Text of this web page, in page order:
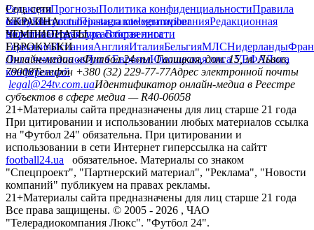
РедакцияПрогнозыПолитика конфиденциальностиПравила
сайтуКонтактыПравила комментированияРедакционная
политикаСтруктура собственности
Соц. сети
facebookxyoutubeinstagramtelegramviber
УКРАИНА
УкраинаПервая лигаВторая лига
ЧЕМПИОНАТЫ
ГерманияИспанияАнглияИталияБельгияМЛСНидерланды
ЕВРОКУБКИ
Лига чемпионовЛига ЕвропыЮношеская лига УЕФАЛига
конференций
Онлайн-медиа «Футбол 24»пл. Галицкая, дом. 15, м. Львов,
79008Телефон +380 (32) 229-77-77Адрес электронной почты
legal@24tv.com.uaИдентификатор онлайн-медиа в Реестре
субъектов в сфере медиа — R40-06058
21+Материалы сайта предназначены для лиц старше 21 года
При цитировании и использовании любых материалов ссылка
на "Футбол 24" обязательна. При цитировании и
использовании в сети Интернет гиперссылка на сайтт
football24.ua
обязательное. Материалы со знаком
"Спецпроект", "Партнерский материал", "Реклама", "Новости
компаний" публикуем на правах рекламы.
21+Материалы сайта предназначены для лиц старше 21 года
Все права защищены. © 2005 - 2026 , ЧАО
"Телерадиокомпания Люкс". "Футбол 24".